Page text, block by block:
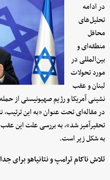
در ادامه
تحلیل‌های
محافل
منطقه‌ای و
بین‌المللی در
مورد تحولات
لبنان و عقب
نشینی آمریکا و رژیم صهیونیستی از
در مقاله‌ای تحت عنوان «به این ترتیب،
تحقیرآمیز شد»، به بررسی علت این
به شکل زیر است.
تلاش ناکام ترامپ و نتانیاهو برای